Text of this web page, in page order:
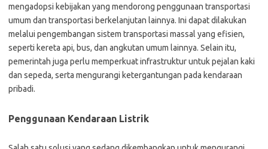
mengadopsi kebijakan yang mendorong penggunaan transportasi
umum dan transportasi berkelanjutan lainnya. Ini dapat dilakukan
melalui pengembangan sistem transportasi massal yang efisien,
seperti kereta api, bus, dan angkutan umum lainnya. Selain itu,
pemerintah juga perlu memperkuat infrastruktur untuk pejalan kaki
dan sepeda, serta mengurangi ketergantungan pada kendaraan
pribadi.
Penggunaan Kendaraan Listrik